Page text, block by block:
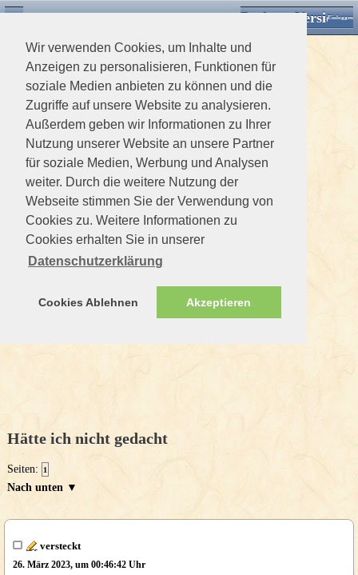
Wir verwenden Cookies, um Inhalte und
Anzeigen zu personalisieren, Funktionen für
soziale Medien anbieten zu können und die
Zugriffe auf unsere Website zu analysieren.
Außerdem geben wir Informationen zu Ihrer
Nutzung unserer Website an unsere Partner
für soziale Medien, Werbung und Analysen
weiter. Durch die weitere Nutzung der
Webseite stimmen Sie der Verwendung von
Cookies zu. Weitere Informationen zu
Cookies erhalten Sie in unserer
Datenschutzerklärung
Cookies Ablehnen Akzeptieren
Desktop VersionEinloggen
Hätte ich nicht gedacht
Seiten: 1
Nach unten ▼
versteckt
26. März 2023, um 00:46:42 Uhr